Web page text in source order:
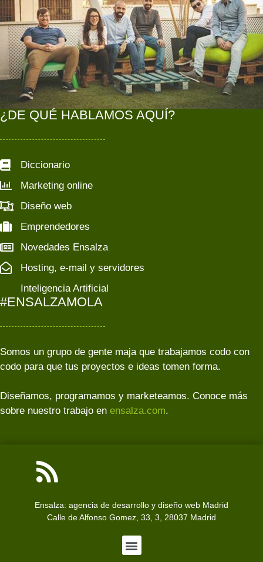
¿DE QUÉ HABLAMOS AQUÍ?
Diccionario
Marketing online
Diseño web
Emprendedores
Novedades Ensalza
Hosting, e-mail y servidores
Inteligencia Artificial
#ENSALZAMOLA
Somos un grupo de gente maja que trabajamos codo con
codo para que tus proyectos e ideas tomen forma.
Diseñamos, programamos y marketeamos. Conoce más
sobre nuestro trabajo en ensalza.com.
Ensalza: agencia de desarrollo y diseño web Madrid
Calle de Alfonso Gomez, 33, 3, 28037 Madrid